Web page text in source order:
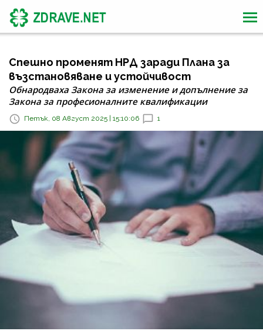
Спешно променят НРД заради Плана за
възстановяване и устойчивост
Обнародваха Закона за изменение и допълнение за
Закона за професионалните квалификации
Петък, 08 Август 2025 | 15:10:06 1